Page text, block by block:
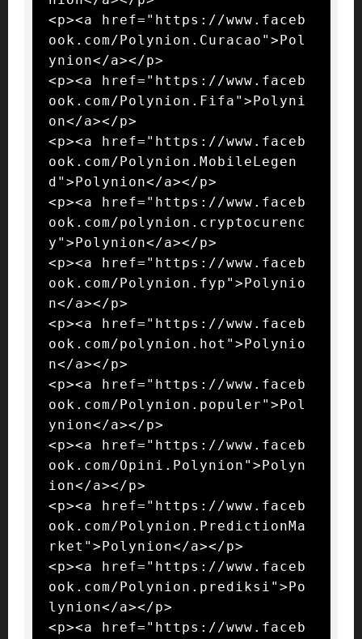
<p><a href="https://www.faceb
ook.com/Polynion.Curacao">Pol
ynion</a></p>
<p><a href="https://www.faceb
ook.com/Polynion.Fifa">Polyni
on</a></p>
<p><a href="https://www.faceb
ook.com/Polynion.MobileLegen
d">Polynion</a></p>
<p><a href="https://www.faceb
ook.com/polynion.cryptocurenc
y">Polynion</a></p>
<p><a href="https://www.faceb
ook.com/Polynion.fyp">Polynio
n</a></p>
<p><a href="https://www.faceb
ook.com/polynion.hot">Polynio
n</a></p>
<p><a href="https://www.faceb
ook.com/Polynion.populer">Pol
ynion</a></p>
<p><a href="https://www.faceb
ook.com/Opini.Polynion">Polyn
ion</a></p>
<p><a href="https://www.faceb
ook.com/Polynion.PredictionMa
rket">Polynion</a></p>
<p><a href="https://www.faceb
ook.com/Polynion.prediksi">Po
lynion</a></p>
<p><a href="https://www.faceb